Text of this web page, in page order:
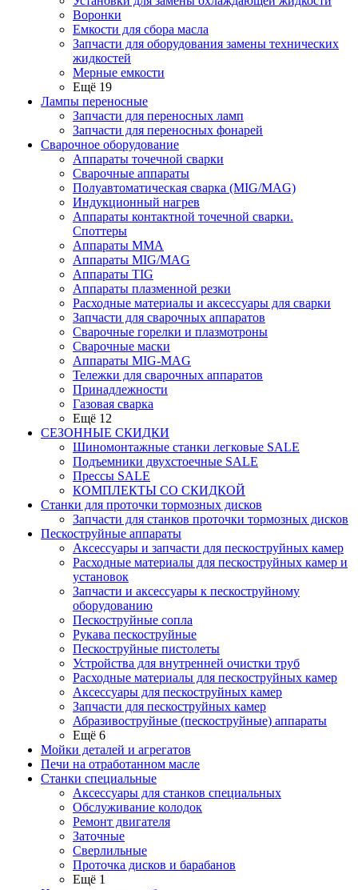
Воронки
Емкости для сбора масла
Запчасти для оборудования замены технических
жидкостей
Мерные емкости
Ещё 19
Лампы переносные
Запчасти для переносных ламп
Запчасти для переносных фонарей
Сварочное оборудование
Аппараты точечной сварки
Сварочные аппараты
Полуавтоматическая сварка (MIG/MAG)
Индукционный нагрев
Аппараты контактной точечной сварки.
Споттеры
Аппараты MMA
Аппараты MIG/MAG
Аппараты TIG
Аппараты плазменной резки
Расходные материалы и аксессуары для сварки
Запчасти для сварочных аппаратов
Сварочные горелки и плазмотроны
Сварочные маски
Аппараты MIG-MAG
Тележки для сварочных аппаратов
Принадлежности
Газовая сварка
Ещё 12
СЕЗОННЫЕ СКИДКИ
Шиномонтажные станки легковые SALE
Подъемники двухстоечные SALE
Прессы SALE
КОМПЛЕКТЫ СО СКИДКОЙ
Станки для проточки тормозных дисков
Запчасти для станков проточки тормозных дисков
Пескоструйные аппараты
Аксессуары и запчасти для пескоструйных камер
Расходные материалы для пескоструйных камер и
установок
Запчасти и аксессуары к пескоструйному
оборудованию
Пескоструйные сопла
Рукава пескоструйные
Пескоструйные пистолеты
Устройства для внутренней очистки труб
Расходные материалы для пескоструйных камер
Аксессуары для пескоструйных камер
Запчасти для пескоструйных камер
Абразивоструйные (пескоструйные) аппараты
Ещё 6
Мойки деталей и агрегатов
Печи на отработанном масле
Станки специальные
Аксессуары для станков специальных
Обслуживание колодок
Ремонт двигателя
Заточные
Сверлильные
Проточка дисков и барабанов
Ещё 1